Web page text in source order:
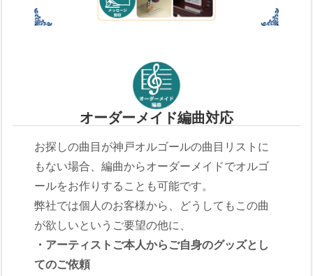
オーダーメイド編曲対応
お探しの曲目が神戸オルゴールの曲目リストに
もない場合、編曲からオーダーメイドでオルゴ
ールをお作りすることも可能です。
弊社では個人のお客様から、どうしてもこの曲
が欲しいというご要望の他に、
・アーティストご本人からご自身のグッズとし
てのご依頼